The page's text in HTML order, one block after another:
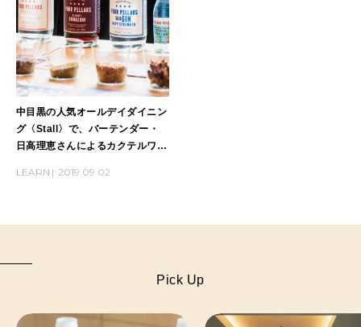
中目黒の人気オールデイダイニン
グ〈Stall〉で、バーテンダー・
日高理恵さんによるカクテルワー
LEARN 2019.09.02
Pick Up